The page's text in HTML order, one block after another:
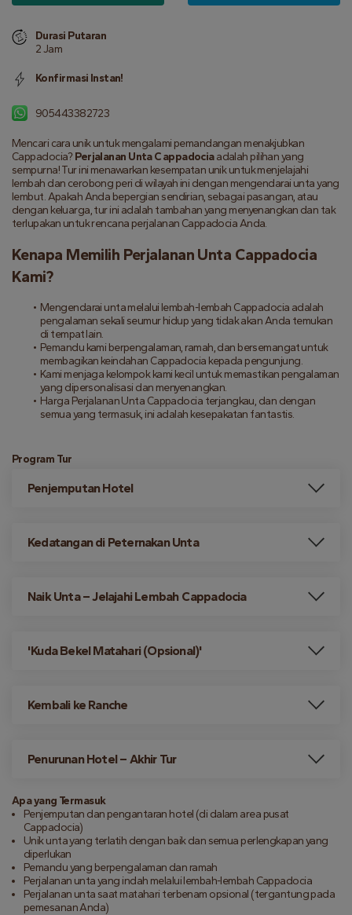
Mencari cara unik untuk mengalami pemandangan menakjubkan
Cappadocia? Perjalanan Unta Cappadocia adalah pilihan yang
sempurna! Tur ini menawarkan kesempatan unik untuk menjelajahi
lembah dan cerobong peri di wilayah ini dengan mengendarai unta yang
lembut. Apakah Anda bepergian sendirian, sebagai pasangan, atau
dengan keluarga, tur ini adalah tambahan yang menyenangkan dan tak
terlupakan untuk rencana perjalanan Cappadocia Anda.
Kenapa Memilih Perjalanan Unta Cappadocia
Kami?
Mengendarai unta melalui lembah-lembah Cappadocia adalah
pengalaman sekali seumur hidup yang tidak akan Anda temukan
di tempat lain.
Pemandu kami berpengalaman, ramah, dan bersemangat untuk
membagikan keindahan Cappadocia kepada pengunjung.
Kami menjaga kelompok kami kecil untuk memastikan pengalaman
yang dipersonalisasi dan menyenangkan.
Harga Perjalanan Unta Cappadocia terjangkau, dan dengan
semua yang termasuk, ini adalah kesepakatan fantastis.
Program Tur
Penjemputan Hotel
Kedatangan di Peternakan Unta
Naik Unta – Jelajahi Lembah Cappadocia
'Kuda Bekel Matahari (Opsional)'
Kembali ke Ranche
Penurunan Hotel – Akhir Tur
Apa yang Termasuk
Penjemputan dan pengantaran hotel (di dalam area pusat
Cappadocia)
Unik unta yang terlatih dengan baik dan semua perlengkapan yang
diperlukan
Pemandu yang berpengalaman dan ramah
Perjalanan unta yang indah melalui lembah-lembah Cappadocia
Perjalanan unta saat matahari terbenam opsional (tergantung pada
pemesanan Anda)
Durasi Putaran
2 Jam
Konfirmasi Instan!
905443382723